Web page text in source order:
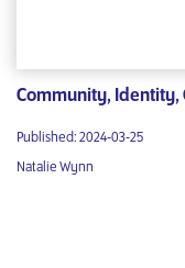
Community, Identity,
Published: 2024-03-25
Natalie Wynn